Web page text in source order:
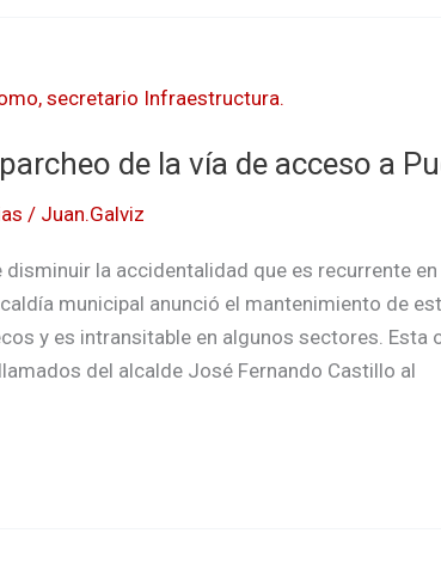
de la vía de acceso a
/ Juan.Galviz
disminuir la accidentalidad que es recurrente
municipal anunció el mantenimiento de
y es intransitable en algunos sectores. Esta
del alcalde José Fernando Castillo al